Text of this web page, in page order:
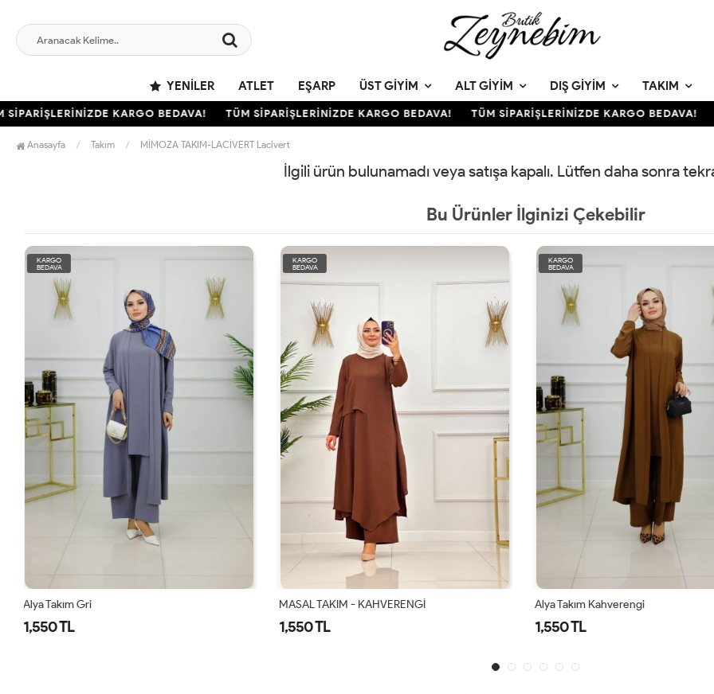
YENILER ATLET EŞARP ÜST GIYIM ALT GIYIM DIŞ GIYIM TAKIM
KARGO BEDAVA! TÜM SİPARİŞLERİNİZDE KARGO BEDAVA! TÜM SİPARİŞLERİNİZDE KARGO BEDAVA!
Anasayfa Takım MİMOZA TAKIM-LACİVERT Lacivert
İlgili ürün bulunamadı veya satışa kapalı. Lütfen daha sonra
Bu Ürünler İlginizi Çekebilir
KARGO
BEDAVA
MASAL TAKIM - KAHVERENGİ
1,550 TL
KARGO
BEDAVA
Alya Takım Kahverengi
1,550 TL
KARGO
BEDAVA
Alya Takım Lacivert
1,550 TL